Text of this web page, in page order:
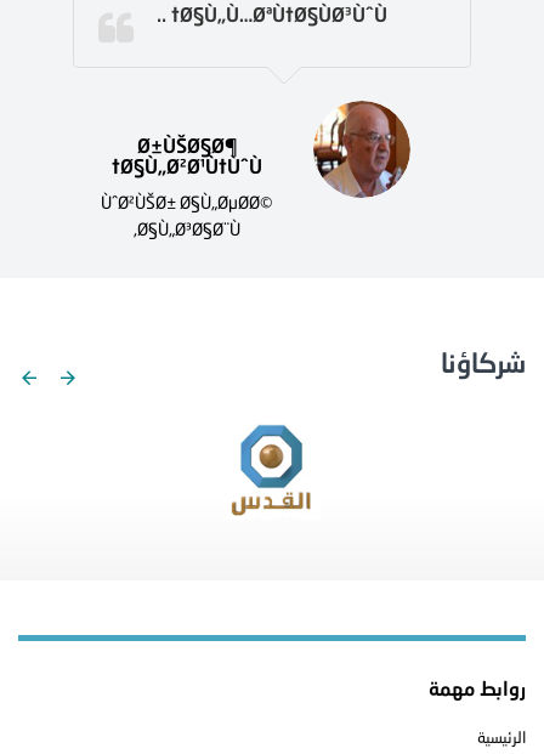
Ø§Ù„Ù…ØªÙ†Ø§ÙØ³ÙˆÙ† ..
Ø±ÙŠØ§Ø¶
Ø§Ù„Ø²Ø¹Ù†ÙˆÙ†
ÙˆØ²ÙŠØ± Ø§Ù„ØµØ­Ø©
Ø§Ù„Ø³Ø§Ø¨Ù‚
شركاؤنا
روابط مهمة
الرئيسية